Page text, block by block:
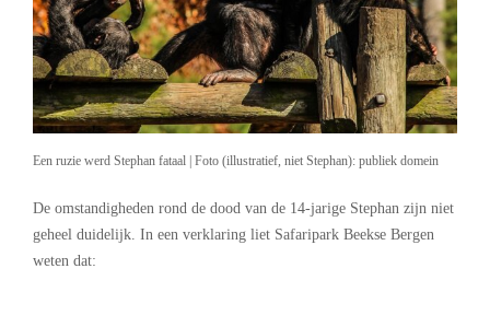
Een ruzie werd Stephan fataal | Foto (illustratief, niet Stephan): publiek domein
De omstandigheden rond de dood van de 14-jarige Stephan zijn niet
geheel duidelijk. In een verklaring liet Safaripark Beekse Bergen
weten dat: